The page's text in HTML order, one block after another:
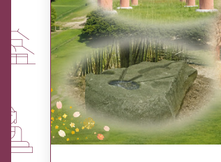
ふるさと納税なら、奈良